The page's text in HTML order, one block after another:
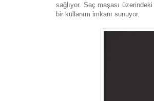
sağlıyor. Saç maşası
bir kullanım imkanı sunuyor.